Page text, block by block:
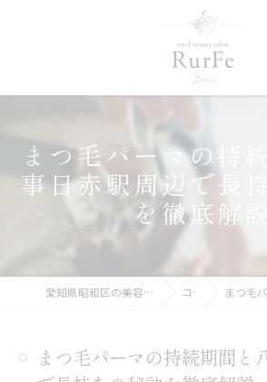
まつ毛パーマの持
事日赤駅周辺で長
を徹底解説
愛知県昭和区の美容院ならRurFe【ルルフェ】 コラム まつ毛パーマの
まつ毛パーマの持続期間と